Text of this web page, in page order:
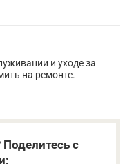
и уходе за
на ремонте.
Поделитесь с